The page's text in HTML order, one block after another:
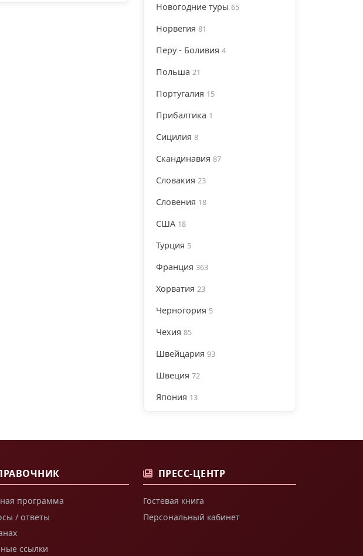
Новогодние туры 65
Норвегия 81
Перу - Боливия 4
Польша 21
Португалия 15
Прибалтика 1
Сицилия 8
Скандинавия 87
Словакия 23
Словения 18
США 18
Турция 5
Франция 363
Хорватия 23
Черногория 5
Чехия 85
Швейцария 93
Швеция 72
Япония 13
программа
/ ответы
ссылки
ПРЕСС-ЦЕНТР
Гостевая книга
Персональный кабинет